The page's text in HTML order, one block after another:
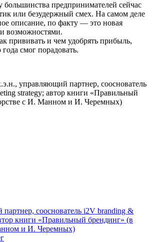
большинства предпринимателей сейчас
или безудержный смех. На самом деле
описание, по факту — это новая
возможностями.
прививать и чем удобрять прибыль,
смог порадовать.
управляющий партнер, сооснователь
strategy; автор книги «Правильный
с И. Манном и И. Черемных)
сооснователь i2V branding &
книги «Правильный брендинг» (в
и И. Черемных)